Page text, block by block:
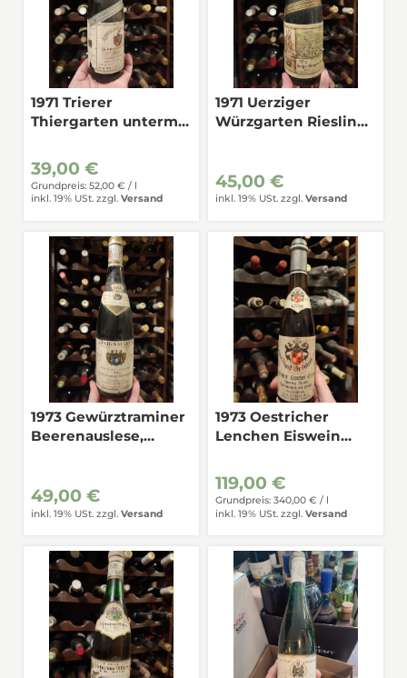
1971 Trierer
Thiergarten unterm
Mosel 0,7
39,00 €
Grundpreis: 52,00 € / l
inkl. 19% USt. zzgl. Versand
1971 Uerziger
Würzgarten Riesling
45,00 €
inkl. 19% USt. zzgl. Versand
1973 Gewürztraminer
Beerenauslese,
49,00 €
inkl. 19% USt. zzgl. Versand
1973 Oestricher
Lenchen Eiswein
0,35
119,00 €
Grundpreis: 340,00 € / l
inkl. 19% USt. zzgl. Versand